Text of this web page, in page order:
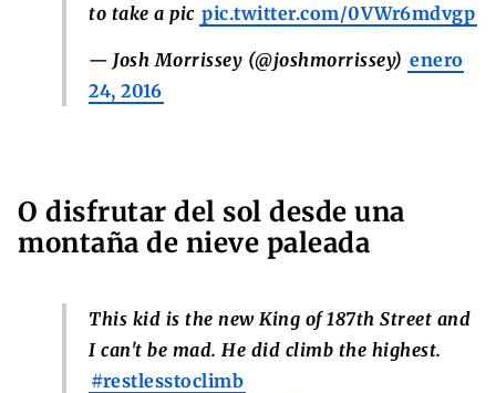
to take a pic pic.twitter.com/0VWr6mdvgp
— Josh Morrissey (@joshmorrissey) enero
24, 2016
O disfrutar del sol desde una
montaña de nieve paleada
This kid is the new King of 187th Street and
I can't be mad. He did climb the highest.
#restlesstoclimb